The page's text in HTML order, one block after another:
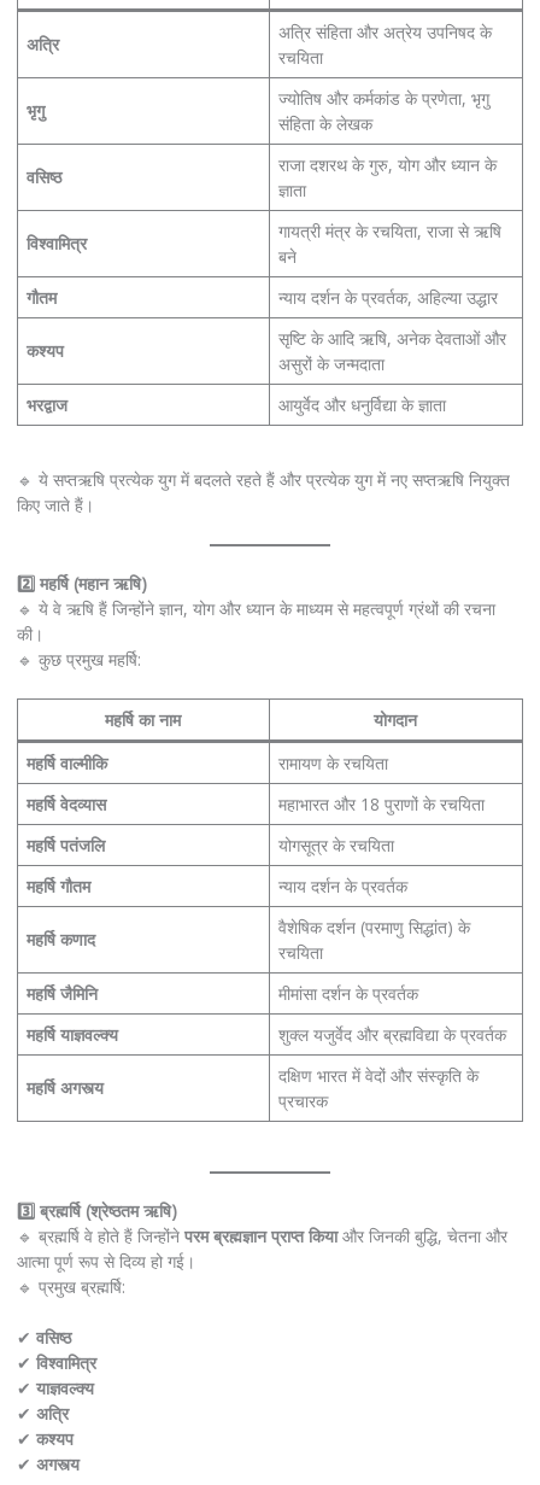
अत्रि
अत्रि संहिता और अत्रेय उपनिषद के
रचयिता
भृगु
ज्योतिष और कर्मकांड के प्रणेता, भृगु
संहिता के लेखक
वसिष्ठ
राजा दशरथ के गुरु, योग और ध्यान के
ज्ञाता
विश्वामित्र
गायत्री मंत्र के रचयिता, राजा से ऋषि
बने
गौतम
न्याय दर्शन के प्रवर्तक, अहिल्या उद्धार
कश्यप
सृष्टि के आदि ऋषि, अनेक देवताओं और
असुरों के जन्मदाता
भरद्वाज
आयुर्वेद और धनुर्विद्या के ज्ञाता
🔹 ये सप्तऋषि प्रत्येक युग में बदलते रहते हैं और प्रत्येक युग में नए सप्तऋषि नियुक्त
किए जाते हैं।
2️⃣ महर्षि (महान ऋषि)
🔹 ये वे ऋषि हैं जिन्होंने ज्ञान, योग और ध्यान के माध्यम से महत्वपूर्ण ग्रंथों की रचना
की।
🔹 कुछ प्रमुख महर्षि:
महर्षि का नाम
योगदान
महर्षि वाल्मीकि
रामायण के रचयिता
महर्षि वेदव्यास
महाभारत और 18 पुराणों के रचयिता
महर्षि पतंजलि
योगसूत्र के रचयिता
महर्षि गौतम
न्याय दर्शन के प्रवर्तक
महर्षि कणाद
वैशेषिक दर्शन (परमाणु सिद्धांत) के
रचयिता
महर्षि जैमिनि
मीमांसा दर्शन के प्रवर्तक
महर्षि याज्ञवल्क्य
शुक्ल यजुर्वेद और ब्रह्मविद्या के प्रवर्तक
महर्षि अगस्त्य
दक्षिण भारत में वेदों और संस्कृति के
प्रचारक
3️⃣ ब्रह्मर्षि (श्रेष्ठतम ऋषि)
🔹 ब्रह्मर्षि वे होते हैं जिन्होंने परम ब्रह्मज्ञान प्राप्त कियाऔर जिनकी बुद्धि, चेतना और
आत्मा पूर्ण रूप से दिव्य हो गई।
🔹 प्रमुख ब्रह्मर्षि:
✔ वसिष्ठ
✔ विश्वामित्र
✔ याज्ञवल्क्य
✔ अत्रि
✔ कश्यप
✔ अगस्त्य